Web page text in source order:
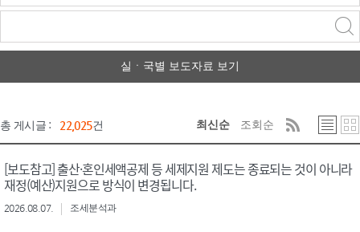
실ㆍ국별 보도자료 보기
총 게시글 : 22,025건 최신순 조회순
[보도참고] 출산·혼인세액공제 등 세제지원 제도는 종료되는 것이 아니라
재정(예산)지원으로 방식이 변경됩니다.
2026.08.07. 조세분석과